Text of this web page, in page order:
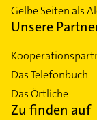
Gelbe Seiten als
Unsere
Das Telefonbuch
Das Örtliche
Zu finden auf